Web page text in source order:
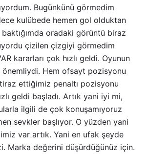
Bugünkünü görmedim
kulübede hemen gol olduktan
oradaki görüntü biraz
çizilen çizgiyi görmedim
kararları çok hızlı geldi. Oyunun
önemliydi. Hem ofsayt pozisyonu
ettiğimiz penaltı pozisyonu
geldi başladı. Artık yani iyi mi,
ilgili de çok konuşamıyoruz
sevkler başlıyor. O yüzden yani
var artık. Yani en ufak şeyde
Marka değerini düşürdüğünüz için.